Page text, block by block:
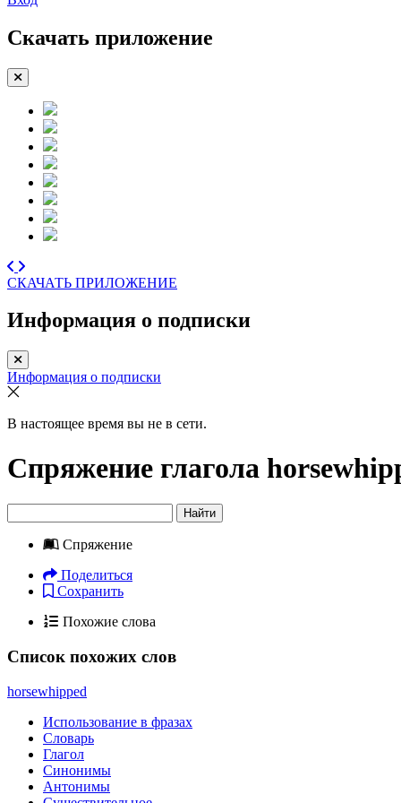
Скачать приложение
СКАЧАТЬ ПРИЛОЖЕНИЕ
Информация о подписки
Информация о подписки
В настоящее время вы не в сети.
Спряжение глагола
Найти
Спряжение
Поделиться
Сохранить
Похожие слова
Список похожих слов
horsewhipped
Использование в фразах
Словарь
Глагол
Синонимы
Антонимы